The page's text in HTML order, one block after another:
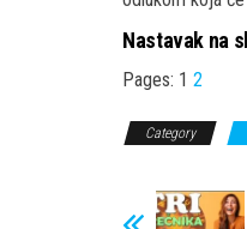
Nastavak na
Pages: 1 2
Category